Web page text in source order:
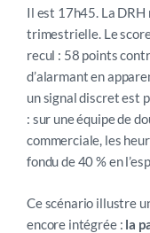
Il est 17h45. La DRH
trimestrielle. Le
recul : 58 points
d’alarmant en
un signal discret est
: sur une équipe de
commerciale, les
fondu de 40 % en
Ce scénario illustre
encore intégrée : la